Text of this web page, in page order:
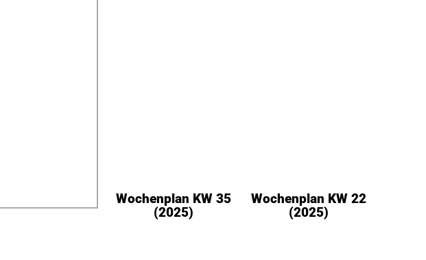
Wochenplan KW 35
(2025)
Wochenplan KW 22
(2025)